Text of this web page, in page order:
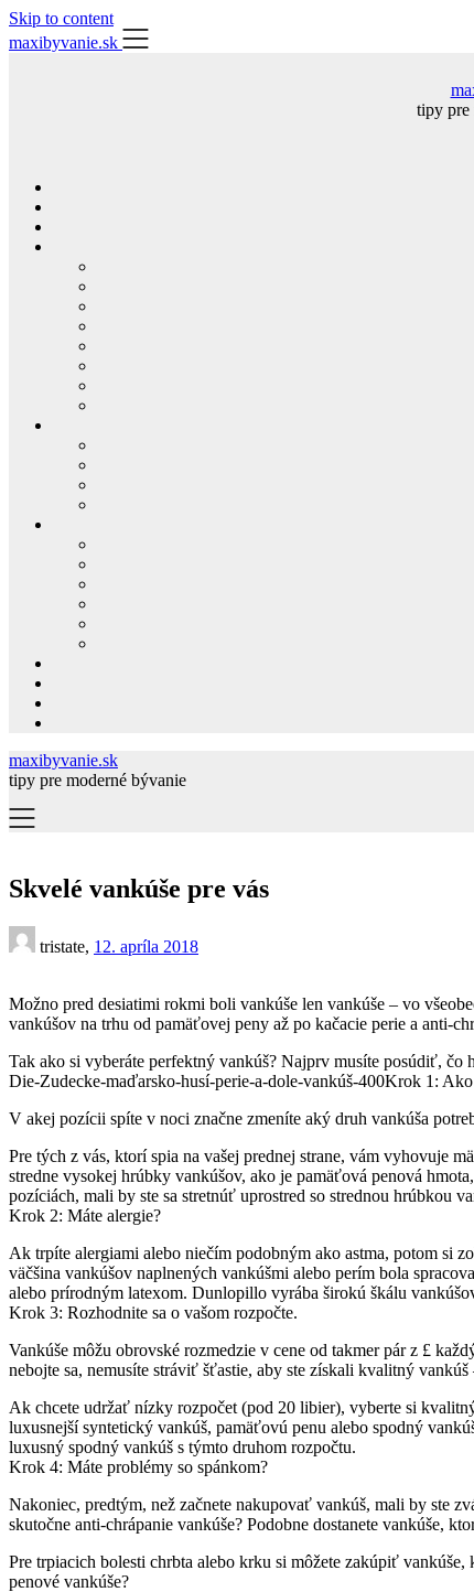
Skip to content
maxibyvanie.sk
tipy pre
maxibyvanie.sk
tipy pre moderné bývanie
Skvelé vankúše pre vás
tristate, 12. apríla 2018
Možno pred desiatimi rokmi boli vankúše len vankúše – vo
vankúšov na trhu od pamäťovej peny až po kačacie perie a anti-
Tak ako si vyberáte perfektný vankúš? Najprv musíte posúdiť, čo
Die-Zudecke-maďarsko-husí-perie-a-dole-vankúš-400Krok 1: Ako
V akej pozícii spíte v noci značne zmeníte aký druh vankúša
Pre tých z vás, ktorí spia na vašej prednej strane, vám vyhovuje
stredne vysokej hrúbky vankúšov, ako je pamäťová penová
pozíciách, mali by ste sa stretnúť uprostred so strednou hrúbkou
Krok 2: Máte alergie?
Ak trpíte alergiami alebo niečím podobným ako astma, potom si
väčšina vankúšov naplnených vankúšmi alebo perím bola
alebo prírodným latexom. Dunlopillo vyrába širokú škálu
Krok 3: Rozhodnite sa o vašom rozpočte.
Vankúše môžu obrovské rozmedzie v cene od takmer pár z £
nebojte sa, nemusíte stráviť šťastie, aby ste získali kvalitný
Ak chcete udržať nízky rozpočet (pod 20 libier), vyberte si
luxusnejší syntetický vankúš, pamäťovú penu alebo spodný
luxusný spodný vankúš s týmto druhom rozpočtu.
Krok 4: Máte problémy so spánkom?
Nakoniec, predtým, než začnete nakupovať vankúš, mali by ste
skutočne anti-chrápanie vankúše? Podobne dostanete vankúše,
Pre trpiacich bolesti chrbta alebo krku si môžete zakúpiť
penové vankúše?